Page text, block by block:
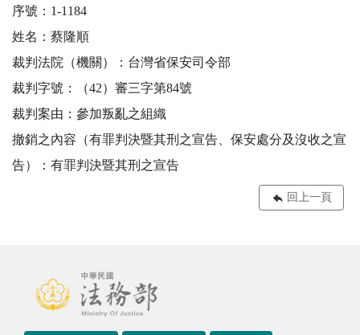
序號：1-1184
姓名：蔡隆順
裁判法院（機關）：台灣省保安司令部
裁判字號：（42）審三字第84號
裁判案由：參加叛亂之組織
撤銷之內容（有罪判決暨其刑之宣告、保安處分及沒收之宣
告）：有罪判決暨其刑之宣告
回上一頁